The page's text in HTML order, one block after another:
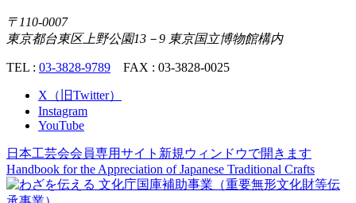
〒110-0007
東京都台東区上野公園13－9 東京国立博物館構内
TEL : 03-3828-9789 FAX : 03-3828-0025
X（旧Twitter）
Instagram
YouTube
日本工芸会会員専用サイト 新規ウィンドウで開きます
Handbook for the Appreciation ofJapanese Traditional Crafts